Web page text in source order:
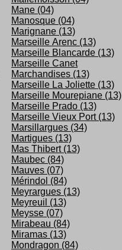
Mane (04)
Manosque (04)
Marignane (13)
Marseille Arenc (13)
Marseille Blancarde (13)
Marseille Canet
Marchandises (13)
Marseille La Joliette (13)
Marseille Mourepiane (13)
Marseille Prado (13)
Marseille Vieux Port (13)
Marsillargues (34)
Martigues (13)
Mas Thibert (13)
Maubec (84)
Mauves (07)
Mérindol (84)
Meyrargues (13)
Meyreuil (13)
Meysse (07)
Mirabeau (84)
Miramas (13)
Mondragon (84)